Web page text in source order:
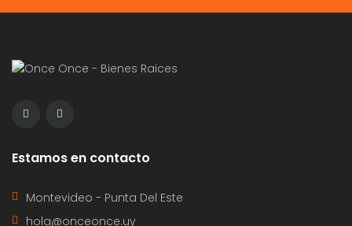
Estamos en contacto
Montevideo - Punta Del Este
hola@onceonce.uy